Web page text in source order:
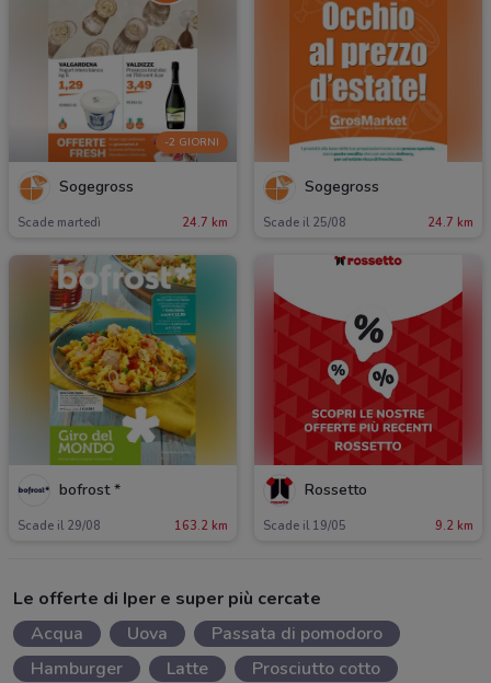
-2 GIORNI
Sogegross
Scade martedì 24.7 km
Sogegross
Scade il 25/08 24.7 km
bofrost *
Scade il 29/08 163.2 km
Rossetto
Scade il 19/05 9.2 km
Le offerte di Iper e super più cercate
Acqua
Uova
Passata di pomodoro
Hamburger
Latte
Prosciutto cotto